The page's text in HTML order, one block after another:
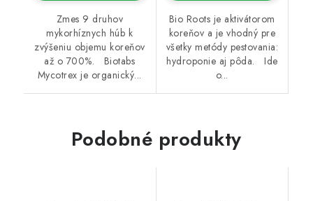
Zmes 9 druhov
mykorhíznych húb k
zvýšeniu objemu koreňov
až o 700%. Biotabs
Mycotrex je organický...
Bio Roots je aktivátorom
koreňov a je vhodný pre
všetky metódy pestovania:
hydroponie aj pôda. Ide
o...
Podobné produkty